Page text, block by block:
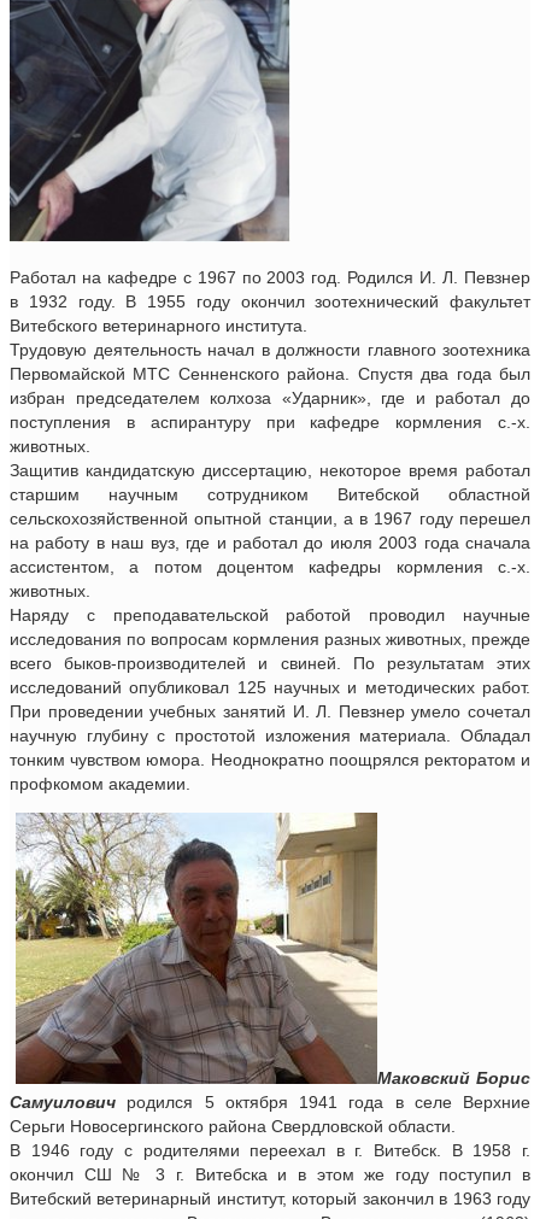
Работал на кафедре с 1967 по 2003 год. Родился И. Л. Певзнер
в 1932 году. В 1955 году окончил зоотехнический факультет
Витебского ветеринарного института.
Трудовую деятельность начал в должности главного зоотехника
Первомайской МТС Сенненского района. Спустя два года был
избран председателем колхоза «Ударник», где и работал до
поступления в аспирантуру при кафедре кормления с.-х.
животных.
Защитив кандидатскую диссертацию, некоторое время работал
старшим научным сотрудником Витебской областной
сельскохозяйственной опытной станции, а в 1967 году перешел
на работу в наш вуз, где и работал до июля 2003 года сначала
ассистентом, а потом доцентом кафедры кормления с.-х.
животных.
Наряду с преподавательской работой проводил научные
исследования по вопросам кормления разных животных, прежде
всего быков-производителей и свиней. По результатам этих
исследований опубликовал 125 научных и методических работ.
При проведении учебных занятий И. Л. Певзнер умело сочетал
научную глубину с простотой изложения материала. Обладал
тонким чувством юмора. Неоднократно поощрялся ректоратом и
профкомом академии.
Маковский Борис
Самуилович родился 5 октября 1941 года в селе Верхние
Серьги Новосергинского района Свердловской области.
В 1946 году с родителями переехал в г. Витебск. В 1958 г.
окончил СШ № 3 г. Витебска и в этом же году поступил в
Витебский ветеринарный институт, который закончил в 1963 году